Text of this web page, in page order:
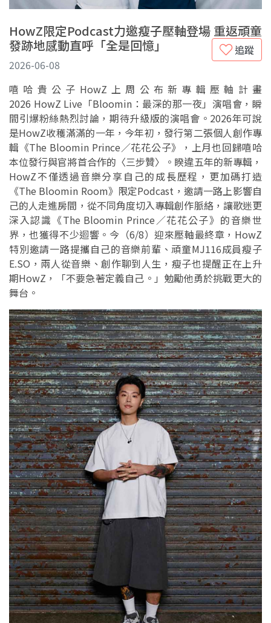
HowZ限定Podcast力邀瘦子壓軸登場 重返頑童
發跡地感動直呼「全是回憶」
追蹤
2026-06-08
嘻哈貴公子HowZ上周公布新專輯壓軸計畫
2026 HowZ Live「Bloomin：最深的那一夜」演唱會，瞬
間引爆粉絲熱烈討論，期待升級版的演唱會。2026年可說
是HowZ收穫滿滿的一年，今年初，發行第二張個人創作專
輯《The Bloomin Prince／花花公子》，上月也回歸嘻哈
本位發行與官將首合作的〈三步贊〉。睽違五年的新專輯，
HowZ不僅透過音樂分享自己的成長歷程，更加碼打造
《The Bloomin Room》限定Podcast，邀請一路上影響自
己的人走進房間，從不同角度切入專輯創作脈絡，讓歌迷更
深入認識《The Bloomin Prince／花花公子》的音樂世
界，也獲得不少迴響。今（6/8）迎來壓軸最終章，HowZ
特別邀請一路提攜自己的音樂前輩、頑童MJ116成員瘦子
E.SO，兩人從音樂、創作聊到人生，瘦子也提醒正在上升
期HowZ，「不要急著定義自己。」勉勵他勇於挑戰更大的
舞台。